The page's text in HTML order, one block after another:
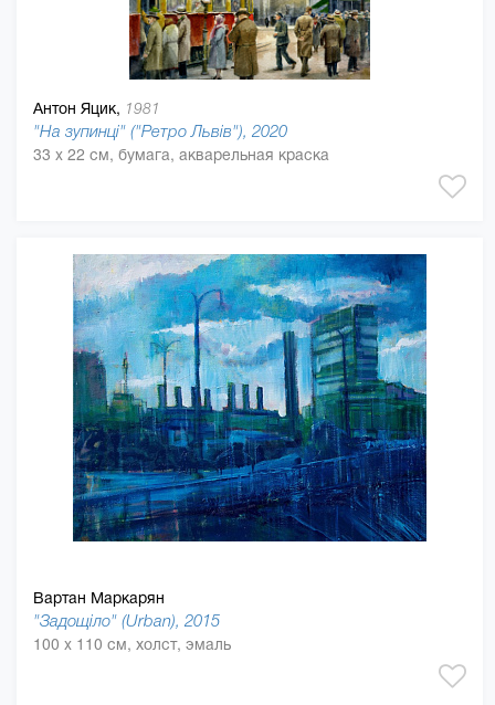
Антон Яцик, 1981
"На зупинці" ("Ретро Львів"), 2020
33 x 22 см, бумага, акварельная краска
Вартан Маркарян
"Задощіло" (Urban), 2015
100 x 110 см, холст, эмаль